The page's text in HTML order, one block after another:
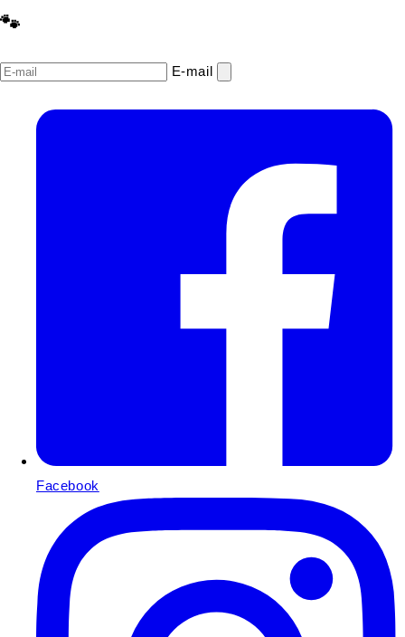
🐾
E‑mail
Facebook